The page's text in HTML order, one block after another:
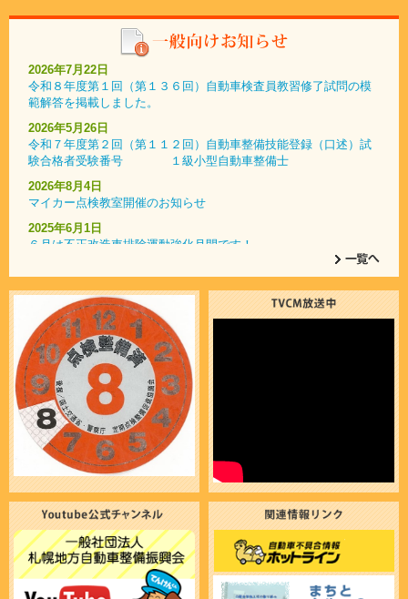
2026年7月22日
令和８年度第１回（第１３６回）自動車検査員教習修了試問の模
範解答を掲載しました。
2026年5月26日
令和７年度第２回（第１１２回）自動車整備技能登録（口述）試
験合格者受験番号 １級小型自動車整備士
2026年8月4日
マイカー点検教室開催のお知らせ
2025年6月1日
６月は不正改造車排除運動強化月間です！
2025年1月9日
コンピュータ･システム診断認定店一覧
2023年7月7日
いざという時に役立つ 「ドライブガイドブック」
2023年7月1日
令和５年７月より、検査標章（車検ステッカー）の貼付位置が変
更となります。
2021年1月25日
エコドライブ10のすすめ
2018年2月28日
ご存知でしたか？認証（指定）工場における車検と代行車検の違
いについて。
2017年12月5日
指定自動車整備事業者による不正行為に関する通報窓口について
2013年12月17日